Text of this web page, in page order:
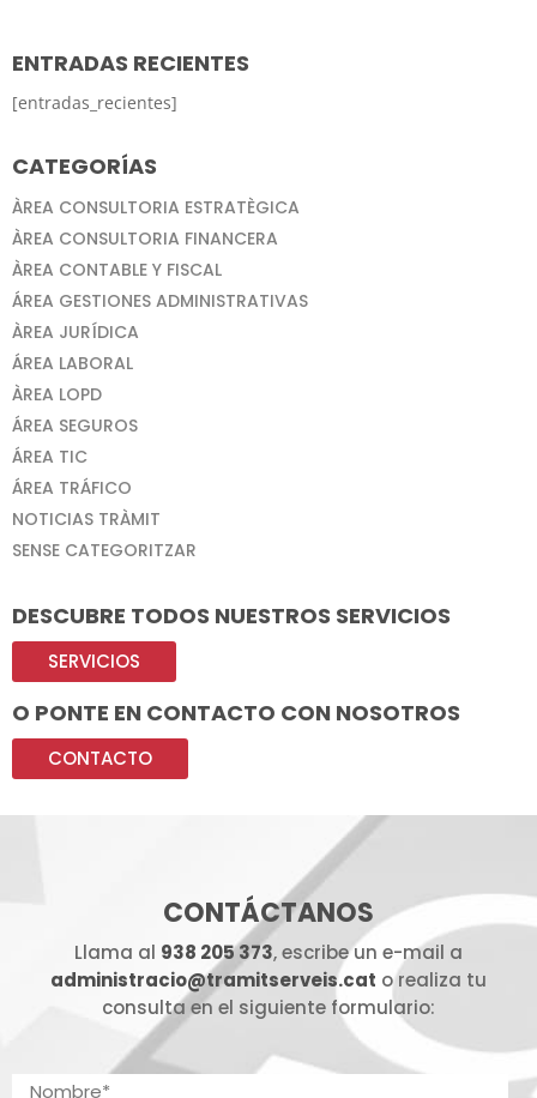
ENTRADAS RECIENTES
[entradas_recientes]
CATEGORÍAS
ÀREA CONSULTORIA ESTRATÈGICA
ÀREA CONSULTORIA FINANCERA
ÀREA CONTABLE Y FISCAL
ÁREA GESTIONES ADMINISTRATIVAS
ÀREA JURÍDICA
ÁREA LABORAL
ÀREA LOPD
ÁREA SEGUROS
ÁREA TIC
ÁREA TRÁFICO
NOTICIAS TRÀMIT
SENSE CATEGORITZAR
DESCUBRE TODOS NUESTROS SERVICIOS
SERVICIOS
O PONTE EN CONTACTO CON NOSOTROS
CONTACTO
CONTÁCTANOS
Llama al 938 205 373, escribe un e-mail a
administracio@tramitserveis.cat o realiza tu
consulta en el siguiente formulario: